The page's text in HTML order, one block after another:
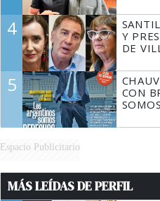
4
Y
DE
5
CON
Espacio Publicitario
MÁS LEÍDAS DE PERFIL